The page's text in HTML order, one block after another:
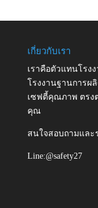
เกี่ยวกับเรา
เราคือตัวแทนโรง
โรงงานฐานการผ
เซฟตี้คุณภาพ ตรง
คุณ
สนใจสอบถามและ
Line:@safety27